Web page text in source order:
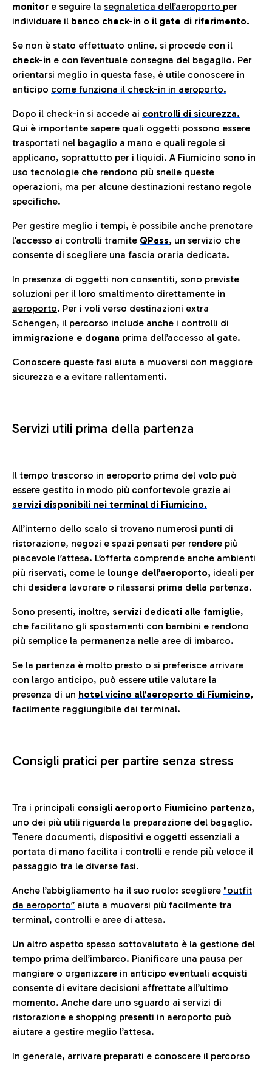
monitor e seguire la segnaletica dell’aeroporto per
individuare il banco check-in o il gate di riferimento.
Se non è stato effettuato online, si procede con il
check-in e con l’eventuale consegna del bagaglio. Per
orientarsi meglio in questa fase, è utile conoscere in
anticipo come funziona il check-in in aeroporto.
Dopo il check-in si accede ai controlli di sicurezza.
Qui è importante sapere quali oggetti possono essere
trasportati nel bagaglio a mano e quali regole si
applicano, soprattutto per i liquidi. A Fiumicino sono in
uso tecnologie che rendono più snelle queste
operazioni, ma per alcune destinazioni restano regole
specifiche.
Per gestire meglio i tempi, è possibile anche prenotare
l’accesso ai controlli tramite QPass, un servizio che
consente di scegliere una fascia oraria dedicata.
In presenza di oggetti non consentiti, sono previste
soluzioni per il loro smaltimento direttamente in
aeroporto. Per i voli verso destinazioni extra
Schengen, il percorso include anche i controlli di
immigrazione e dogana prima dell’accesso al gate.
Conoscere queste fasi aiuta a muoversi con maggiore
sicurezza e a evitare rallentamenti.
Servizi utili prima della partenza
Il tempo trascorso in aeroporto prima del volo può
essere gestito in modo più confortevole grazie ai
servizi disponibili nei terminal di Fiumicino.
All’interno dello scalo si trovano numerosi punti di
ristorazione, negozi e spazi pensati per rendere più
piacevole l’attesa. L’offerta comprende anche ambienti
più riservati, come le lounge dell’aeroporto, ideali per
chi desidera lavorare o rilassarsi prima della partenza.
Sono presenti, inoltre, servizi dedicati alle famiglie,
che facilitano gli spostamenti con bambini e rendono
più semplice la permanenza nelle aree di imbarco.
Se la partenza è molto presto o si preferisce arrivare
con largo anticipo, può essere utile valutare la
presenza di un hotel vicino all’aeroporto di Fiumicino,
facilmente raggiungibile dai terminal.
Consigli pratici per partire senza stress
Tra i principali consigli aeroporto Fiumicino partenza,
uno dei più utili riguarda la preparazione del bagaglio.
Tenere documenti, dispositivi e oggetti essenziali a
portata di mano facilita i controlli e rende più veloce il
passaggio tra le diverse fasi.
Anche l’abbigliamento ha il suo ruolo: scegliere "outfit
da aeroporto” aiuta a muoversi più facilmente tra
terminal, controlli e aree di attesa.
Un altro aspetto spesso sottovalutato è la gestione del
tempo prima dell’imbarco. Pianificare una pausa per
mangiare o organizzare in anticipo eventuali acquisti
consente di evitare decisioni affrettate all’ultimo
momento. Anche dare uno sguardo ai servizi di
ristorazione e shopping presenti in aeroporto può
aiutare a gestire meglio l’attesa.
In generale, arrivare preparati e conoscere il percorso